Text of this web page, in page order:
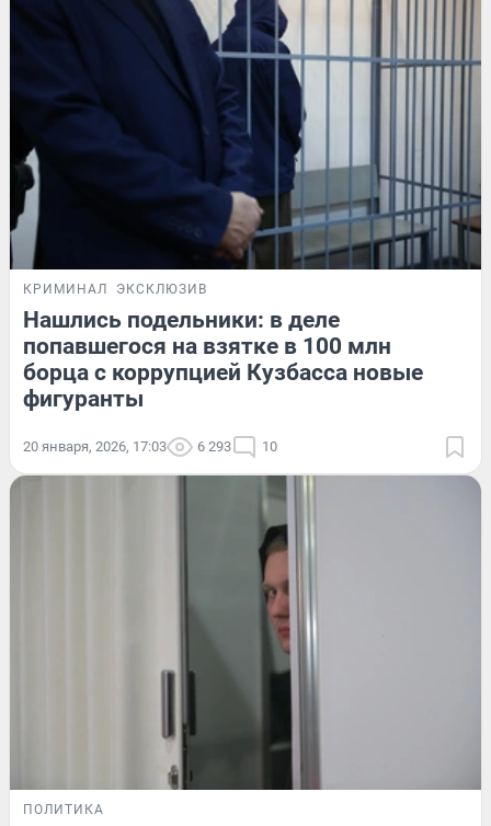
КРИМИНАЛ ЭКСКЛЮЗИВ
Нашлись подельники: в деле
попавшегося на взятке в 100 млн
борца с коррупцией Кузбасса новые
фигуранты
20 января, 2026, 17:03 6 293 10
ПОЛИТИКА